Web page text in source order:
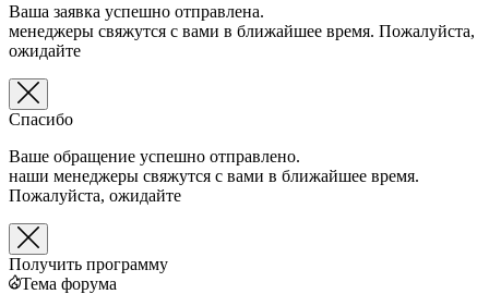
Ваша заявка успешно отправлена.
менеджеры свяжутся с вами в ближайшее время. Пожалуйста,
ожидайте
Спасибо
Ваше обращение успешно отправлено.
наши менеджеры свяжутся с вами в ближайшее время.
Пожалуйста, ожидайте
Получить программу
Тема форума